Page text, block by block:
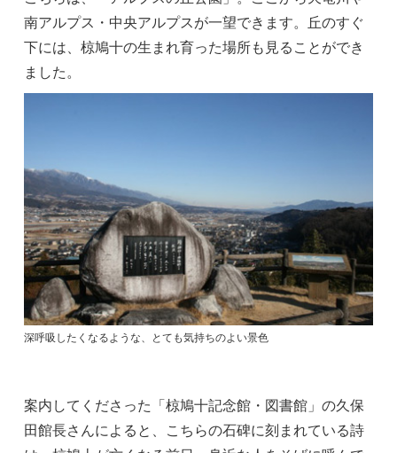
南アルプス・中央アルプスが一望できます。丘のすぐ
下には、椋鳩十の生まれ育った場所も見ることができ
ました。
深呼吸したくなるような、とても気持ちのよい景色
案内してくださった「椋鳩十記念館・図書館」の久保
田館長さんによると、こちらの石碑に刻まれている詩